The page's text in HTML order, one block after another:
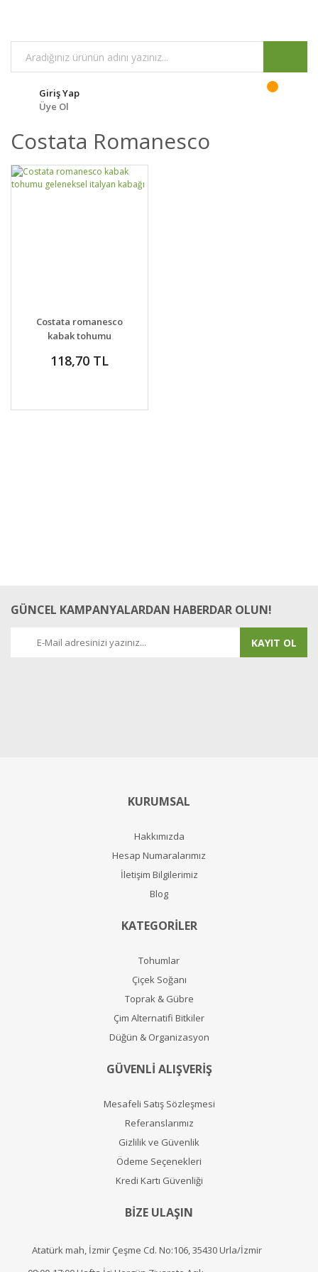
Giriş Yap
Üye Ol
Costata Romanesco
DETAYLAR
Costata romanesco
kabak tohumu
kabağı
118,70 TL
GÜNCEL KAMPANYALARDAN HABERDAR OLUN!
KAYIT OL
KURUMSAL
Hakkımızda
Hesap Numaralarımız
İletişim Bilgilerimiz
Blog
KATEGORİLER
Tohumlar
Çiçek Soğanı
Toprak & Gübre
Çim Alternatifi Bitkiler
Düğün & Organizasyon
GÜVENLİ ALIŞVERİŞ
Mesafeli Satış Sözleşmesi
Referanslarımız
Gizlilik ve Güvenlik
Ödeme Seçenekleri
Kredi Kartı Güvenliği
BİZE ULAŞIN
Atatürk mah, İzmir Çeşme Cd. No:106, 35430 Urla/İzmir